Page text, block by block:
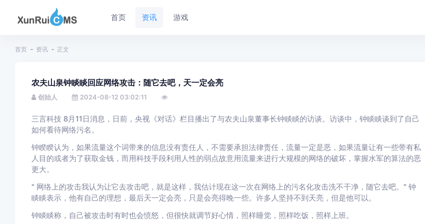
首页 资讯 游戏
首页 资讯 正文
农夫山泉钟睒睒回应网络攻击：随它去吧，天一定会亮
创始人 2024-08-12 03:02:11
三言科技 8月11日消息， 日前，央视《对话》栏目播出了与农夫山泉董事长钟睒睒的访谈。访谈中，钟睒睒谈到了自己
如何看待网络污名。
钟睽睽认为，如果流量这个词带来的信息没有责任人，不需要承担法律责任，流量一定是恶，如果流量让有一些带有私
人目的或者为了获取金钱，而用科技手段利用人性的弱点故意用流量来进行大规模的网络的破坏，掌握水军的算法的恶
更大。
" 网络上的攻击我认为让它去攻击吧，就是这样，我估计现在这一次在网络上的污名化攻击洗不干净，随它去吧。" 钟
睒睒表示，他有自己的理想，最后天一定会亮，只是会亮得晚一些。许多人坚持不到天亮，但是他可以。
钟睒睒称，自己被攻击时有时也会愤怒，但很快就调节好心情，照样睡觉，照样吃饭，照样上班。